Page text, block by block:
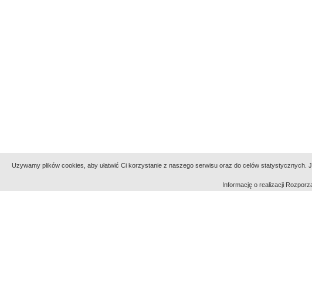
Indeksy: aktywności alfabetyczny tematyczny miejsc
Uzywamy plików cookies, aby ułatwić Ci korzystanie z naszego serwisu oraz do celów
Informację o realizacji